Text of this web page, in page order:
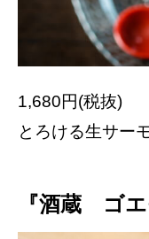
1,680円(税抜)
とろける生サー
『酒蔵 ゴ